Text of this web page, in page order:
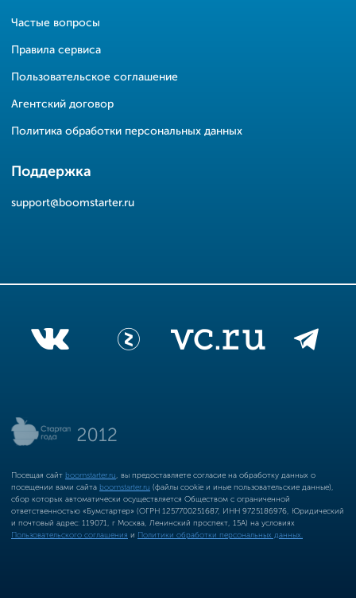
Частые вопросы
Правила сервиса
Пользовательское соглашение
Агентский договор
Политика обработки персональных данных
Поддержка
support@boomstarter.ru
Посещая сайт boomstarter.ru , вы предоставляете согласие на обработку данных о
посещении вами сайта boomstarter.ru (файлы cookie и иные пользовательские данные),
сбор которых автоматически осуществляется Обществом с ограниченной
ответственностью «Бумстартер» (ОГРН 1257700251687, ИНН 9725186976, Юридический
и почтовый адрес: 119071, г Москва, Ленинский проспект, 15А) на условиях
Пользовательского соглашения и Политики обработки персональных данных.